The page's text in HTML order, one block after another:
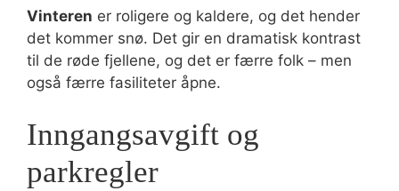
Vinteren er roligere og kaldere, og det hender
det kommer snø. Det gir en dramatisk kontrast
til de røde fjellene, og det er færre folk – men
også færre fasiliteter åpne.
Inngangsavgift og
parkregler